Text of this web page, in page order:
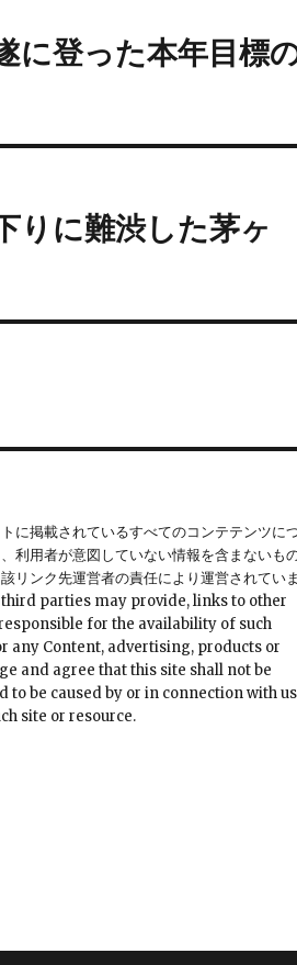
に登った本年目標
りに難渋した茅ヶ
に掲載されているすべてのコンテテンツに
利用者が意図していない情報を含まないも
リンク先運営者の責任により運営されてい
third parties may provide, links to other
for the availability of such
any Content, advertising, products or
and agree that this site shall not be
be caused by or in connection with
site or resource.